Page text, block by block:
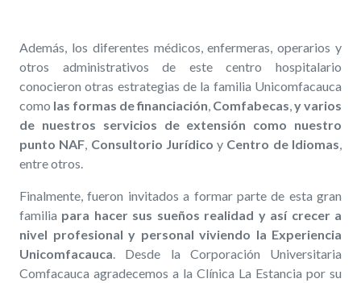
Además, los diferentes médicos, enfermeras, operarios y
otros administrativos de este centro hospitalario
conocieron otras estrategias de la familia Unicomfacauca
como las formas de financiación Comfabecas y varios
de nuestros servicios de extensión como nuestro
punto NAF Consultorio Jurídico y Centro de Idiomas
entre otros.
Finalmente, fueron invitados a formar parte de esta gran
familia para hacer sus sueños realidad y así crecer a
nivel profesional y personal viviendo la Experiencia
Unicomfacauca . Desde la Corporación Universitaria
Comfacauca agradecemos a la Clínica La Estancia por su